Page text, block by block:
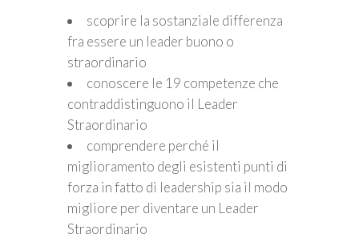
scoprire la sostanziale differenza
fra essere un leader buono o
straordinario
conoscere le 19 competenze che
contraddistinguono il Leader
Straordinario
comprendere perché il
miglioramento degli esistenti punti di
forza in fatto di leadership sia il modo
migliore per diventare un Leader
Straordinario